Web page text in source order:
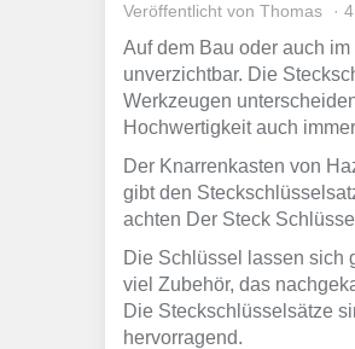
Veröffentlicht von Thomas
Auf dem Bau oder auch
unverzichtbar. Die
Werkzeugen
Hochwertigkeit auch
Der Knarrenkasten von
gibt den
achten Der Steck
Die Schlüssel lassen sich
viel Zubehör, das
Die Steckschlüsselsätze
hervorragend.